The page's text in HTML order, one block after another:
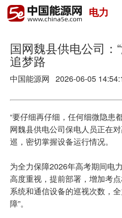
政
电力
新能
分布
电力
国网魏县供电公司：
追梦路
中国能源网 2026-06-05
“要仔细再仔细，任何细微隐患
网魏县供电公司保电人员正在
巡，密切掌握设备运行情况。
为全力保障2026年高考期间电
高度重视，提前部署，增加考
系统和通信设备的巡视次数，
障”。